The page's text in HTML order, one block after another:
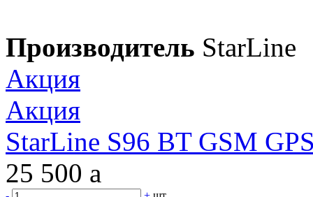
Производитель StarLine
Акция
Акция
StarLine S96 BT GSM
25 500 a